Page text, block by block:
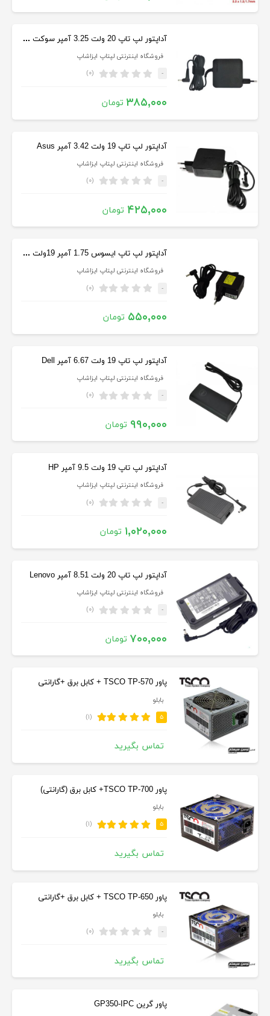
آداپتور لپ تاپ 20 ولت 3.25 آمپر سوکت ریز Lenovo
فروشگاه اینترنتی لپتاپ ایزاشاپ
- (۰)
۳۸۵,۰۰۰ تومان
آداپتور لپ تاپ 19 ولت 3.42 آمپر Asus
فروشگاه اینترنتی لپتاپ ایزاشاپ
- (۰)
۴۲۵,۰۰۰ تومان
آداپتور لپ تاپ ایسوس 1.75 آمپر 19ولت اورجینال
فروشگاه اینترنتی لپتاپ ایزاشاپ
- (۰)
۵۵۰,۰۰۰ تومان
آداپتور لپ تاپ 19 ولت 6.67 آمپر Dell
فروشگاه اینترنتی لپتاپ ایزاشاپ
- (۰)
۹۹۰,۰۰۰ تومان
آداپتور لپ تاپ 19 ولت 9.5 آمپر HP
فروشگاه اینترنتی لپتاپ ایزاشاپ
- (۰)
۱,۰۲۰,۰۰۰ تومان
آداپتور لپ تاپ 20 ولت 8.51 آمپر Lenovo
فروشگاه اینترنتی لپتاپ ایزاشاپ
- (۰)
۷۰۰,۰۰۰ تومان
پاور TSCO TP-570 + کابل برق +گارانتی
بابلو
۵ (۱)
تماس بگیرید
پاور TSCO TP-700+ کابل برق (گارانتی)
بابلو
۵ (۱)
تماس بگیرید
پاور TSCO TP-650 + کابل برق +گارانتی
بابلو
- (۰)
تماس بگیرید
پاور گرین GP350-IPC